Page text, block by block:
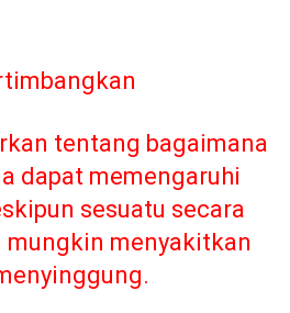
tentang bagaimana
dapat memengaruhi
sesuatu secara
mungkin menyakitkan